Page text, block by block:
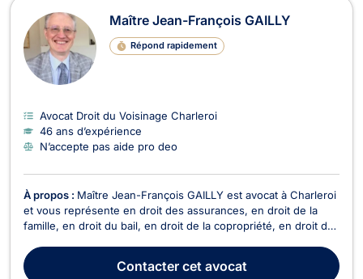
Maître Jean-François GAILLY
Répond rapidement
Avocat Droit du Voisinage Charleroi
46 ans d’expérience
N’accepte pas aide pro deo
À propos : Maître Jean-François GAILLY est avocat à Charleroi
et vous représente en droit des assurances, en droit de la
famille, en droit du bail, en droit de la copropriété, en droit des
intervient en droit des assurances pour le règlement de vos
litiges en cas de sinistre,...
Contactercet avocat